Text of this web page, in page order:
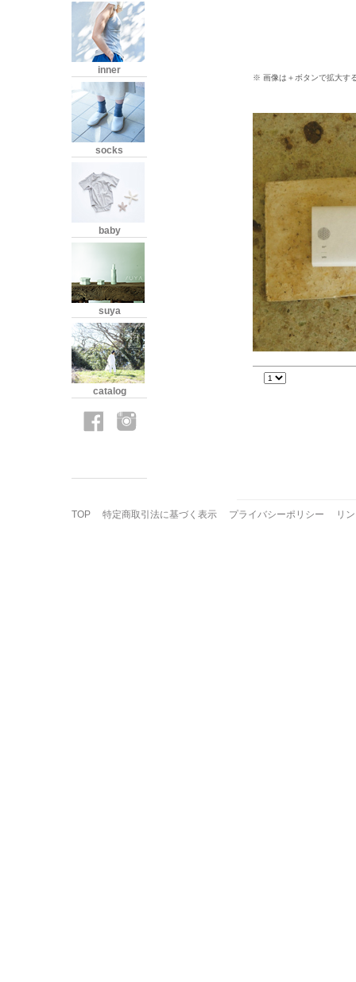
※ 画像は＋ボタンで拡大す
inner
socks
baby
suya
catalog
TOP 特定商取引法に基づく表示 プライバシーポリシー リ